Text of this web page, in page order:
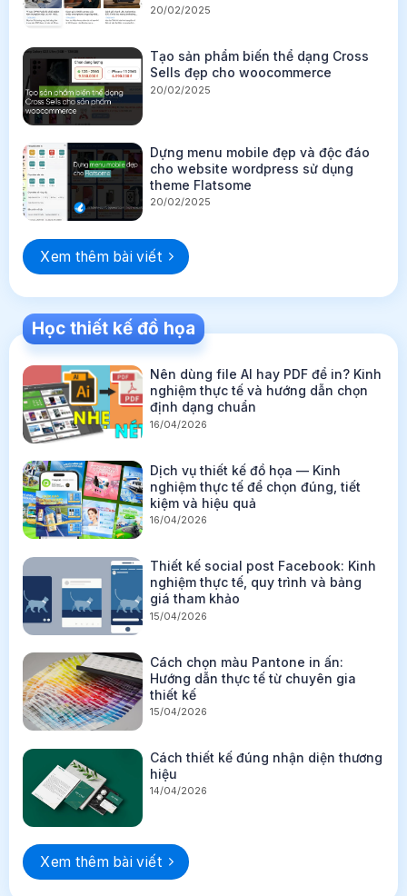
20/02/2025
Tạo sản phẩm biến thể dạng Cross
Sells đẹp cho woocommerce
20/02/2025
Dựng menu mobile đẹp và độc đáo
cho website wordpress sử dụng
theme Flatsome
20/02/2025
Xem thêm bài viết
Học thiết kế đồ họa
Nên dùng file AI hay PDF để in? Kinh
nghiệm thực tế và hướng dẫn chọn
định dạng chuẩn
16/04/2026
Dịch vụ thiết kế đồ họa — Kinh
nghiệm thực tế để chọn đúng, tiết
kiệm và hiệu quả
16/04/2026
Thiết kế social post Facebook: Kinh
nghiệm thực tế, quy trình và bảng
giá tham khảo
15/04/2026
Cách chọn màu Pantone in ấn:
Hướng dẫn thực tế từ chuyên gia
thiết kế
15/04/2026
Cách thiết kế đúng nhận diện thương
hiệu
14/04/2026
Xem thêm bài viết